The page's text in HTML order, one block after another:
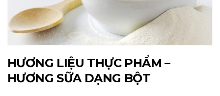
HƯƠNG LIỆU THỰC PHẨM –
HƯƠNG SỮA DẠNG BỘT